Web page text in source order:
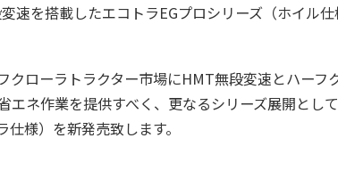
速を搭載したエコトラEGプロシリーズ（ホイル
クローラトラクター市場にHMT無段変速とハーフ
エネ作業を提供すべく、更なるシリーズ展開とし
様）を新発売致します。